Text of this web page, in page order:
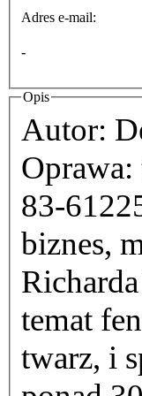
Adres e-mail:
-
Opis
Autor:
83-61225-
biznes,
temat
twarz, i